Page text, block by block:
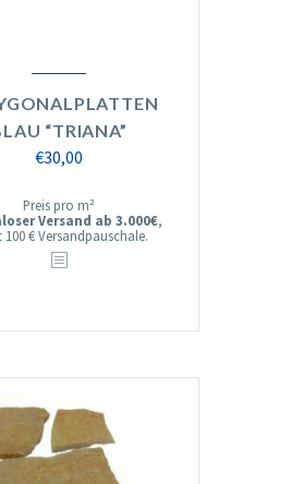
“TRIANA”
€30,00
Preis pro m²
Versand ab 3.000€,
100 € Versandpauschale.